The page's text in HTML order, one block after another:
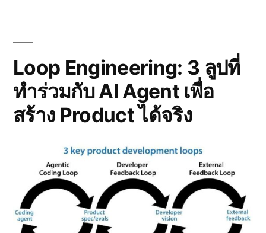
Loop Engineering: 3 ลูปที่
ทำร่วมกับ AI Agent เพื่อ
สร้าง Product ได้จริง